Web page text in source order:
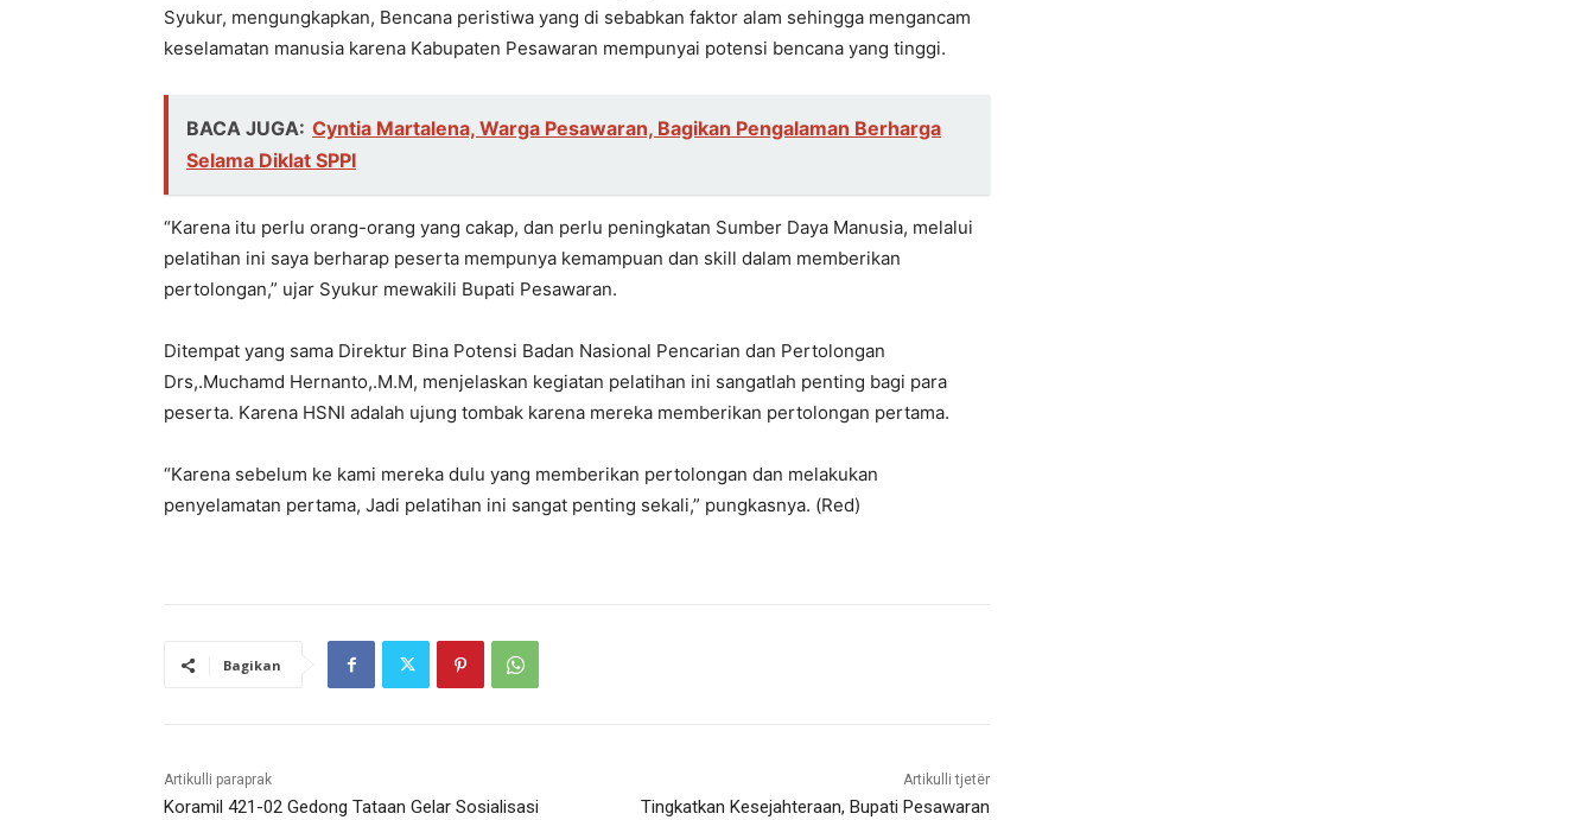
Syukur, mengungkapkan, Bencana peristiwa yang di sebabkan faktor alam sehingga mengancam
keselamatan manusia karena Kabupaten Pesawaran mempunyai potensi bencana yang tinggi.
BACA JUGA: Cyntia Martalena, Warga Pesawaran, Bagikan Pengalaman Berharga
Selama Diklat SPPI
“Karena itu perlu orang-orang yang cakap, dan perlu peningkatan Sumber Daya Manusia, melalui
pelatihan ini saya berharap peserta mempunya kemampuan dan skill dalam memberikan
pertolongan,” ujar Syukur mewakili Bupati Pesawaran.
Ditempat yang sama Direktur Bina Potensi Badan Nasional Pencarian dan Pertolongan
Drs,.Muchamd Hernanto,.M.M, menjelaskan kegiatan pelatihan ini sangatlah penting bagi para
peserta. Karena HSNI adalah ujung tombak karena mereka memberikan pertolongan pertama.
“Karena sebelum ke kami mereka dulu yang memberikan pertolongan dan melakukan
penyelamatan pertama, Jadi pelatihan ini sangat penting sekali,” pungkasnya. (Red)
Bagikan
Artikulli paraprak
Koramil 421-02 Gedong Tataan Gelar Sosialisasi
Artikulli tjetër
Tingkatkan Kesejahteraan, Bupati Pesawaran